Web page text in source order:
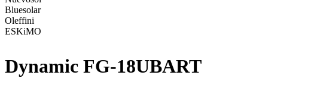
Bluesolar
Oleffini
ESKiMO
Dynamic FG-18UBART